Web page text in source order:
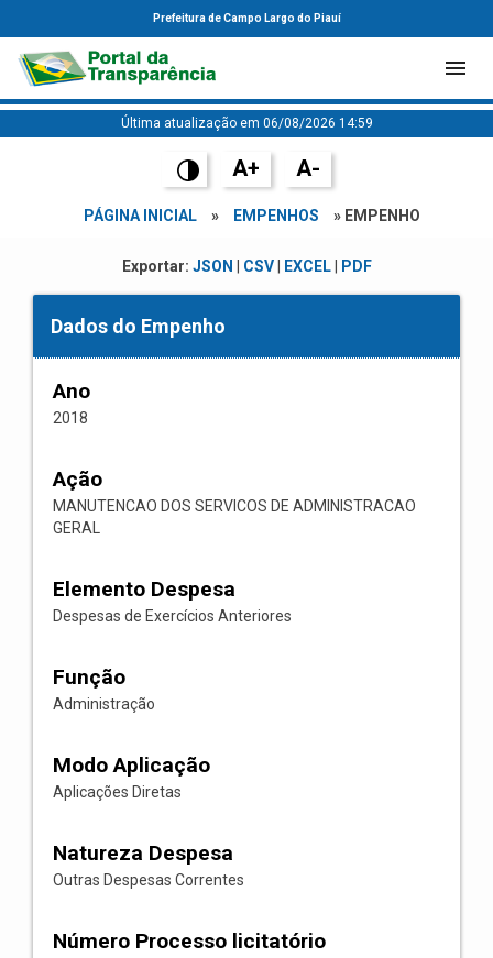
Prefeitura de Campo Largo do Piauí
Última atualização em 06/08/2026 14:59
A+ A-
PÁGINA INICIAL » EMPENHOS » EMPENHO
Exportar: JSON CSV| EXCEL| PDF
Dados do Empenho
Ano
2018
Ação
MANUTENCAO DOS SERVICOS DE ADMINISTRACAO
GERAL
Elemento Despesa
Despesas de Exercícios Anteriores
Função
Administração
Modo Aplicação
Aplicações Diretas
Natureza Despesa
Outras Despesas Correntes
Número Processo licitatório